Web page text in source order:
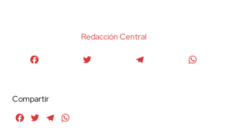
Redacción Central
Compartir
FacebookTwitterTelegram